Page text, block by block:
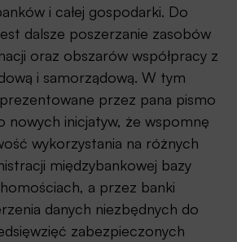
i całej gospodarki. Do
dalsze poszerzanie zasobów
oraz obszarów współpracy z
i samorządową. W tym
przez pana pismo
nowych inicjatyw, że wspomnę
wykorzystania na różnych
międzybankowej bazy
a przez banki
danych niezbędnych do
zabezpieczonych